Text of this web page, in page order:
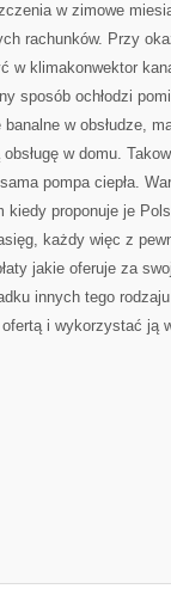
w zimowe
rachunków. Przy
w klimakonwektor
sposób ochłodzi
w obsłudze,
w domu.
pompa ciepła.
proponuje je
każdy więc z
jakie oferuje za
innych tego
i wykorzystać ją